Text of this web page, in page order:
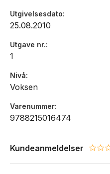
Utgivelsesdato
25.08.2010
Utgave nr.
1
Nivå
Voksen
Varenummer
9788215016474
Kundeanmeldelser 0.0